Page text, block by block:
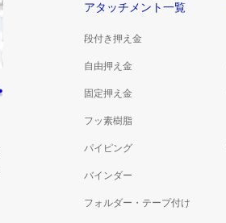
アタッチメント一覧
段付き押え金
自由押え金
固定押え金
フッ素樹脂
パイピング
バインダー
フォルダー・テープ付け